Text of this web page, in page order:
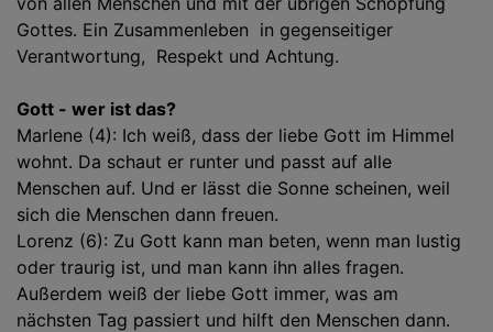
Gottes. Ein Zusammenleben in gegenseitiger
Verantwortung, Respekt und Achtung.
Gott - wer ist das?
Marlene (4): Ich weiß, dass der liebe Gott im Himmel
wohnt. Da schaut er runter und passt auf alle
Menschen auf. Und er lässt die Sonne scheinen, weil
sich die Menschen dann freuen.
Lorenz (6): Zu Gott kann man beten, wenn man lustig
oder traurig ist, und man kann ihn alles fragen.
Außerdem weiß der liebe Gott immer, was am
nächsten Tag passiert und hilft den Menschen dann.